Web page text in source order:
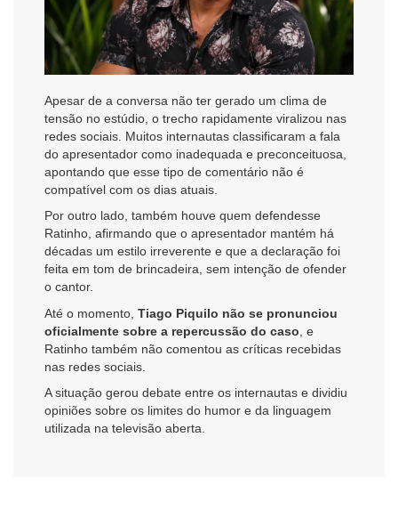
Apesar de a conversa não ter gerado um clima de
tensão no estúdio, o trecho rapidamente viralizou nas
redes sociais. Muitos internautas classificaram a fala
do apresentador como inadequada e preconceituosa,
apontando que esse tipo de comentário não é
compatível com os dias atuais.
Por outro lado, também houve quem defendesse
Ratinho, afirmando que o apresentador mantém há
décadas um estilo irreverente e que a declaração foi
feita em tom de brincadeira, sem intenção de ofender
o cantor.
Até o momento, Tiago Piquilo não se pronunciou
oficialmente sobre a repercussão do caso , e
Ratinho também não comentou as críticas recebidas
nas redes sociais.
A situação gerou debate entre os internautas e dividiu
opiniões sobre os limites do humor e da linguagem
utilizada na televisão aberta.